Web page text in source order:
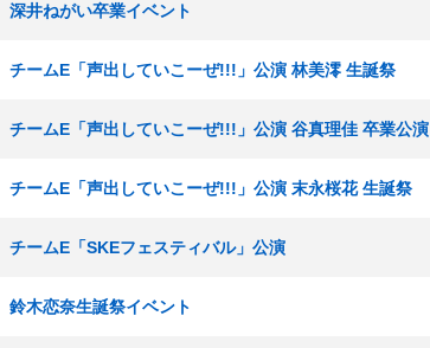
深井ねがい卒業イベント
チームE「声出していこーぜ!!!」公演 林美澪 生誕祭
チームE「声出していこーぜ!!!」公演 谷真理佳 卒業公演
チームE「声出していこーぜ!!!」公演 末永桜花 生誕祭
チームE「SKEフェスティバル」公演
鈴木恋奈生誕祭イベント